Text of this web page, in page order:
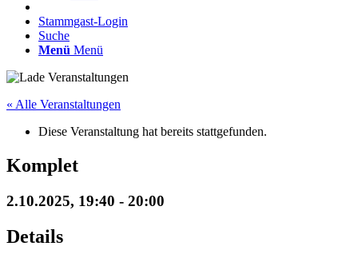
Stammgast-Login
Suche
Menü Menü
« Alle Veranstaltungen
Diese Veranstaltung hat bereits stattgefunden.
Komplet
2.10.2025, 19:40 - 20:00
Details